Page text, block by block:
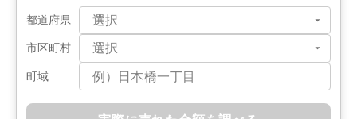
都道府県
市区町村
町域